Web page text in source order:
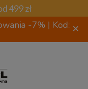
499 zł
-7% | Kod: ×